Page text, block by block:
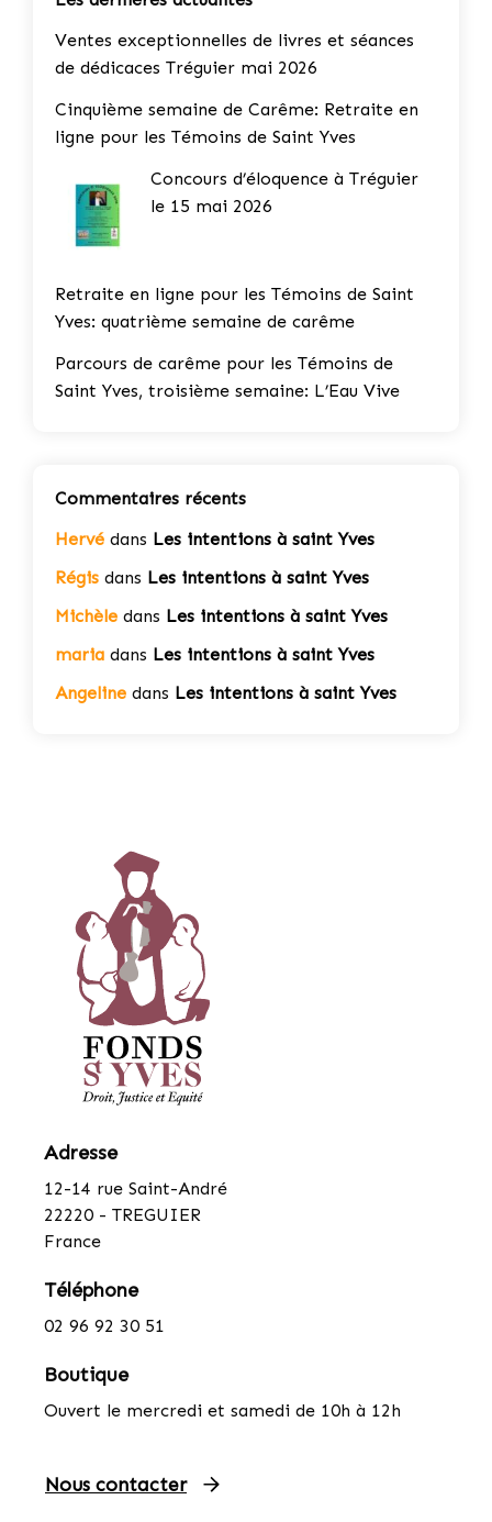
Ventes exceptionnelles de livres et séances
de dédicaces Tréguier mai 2026
Cinquième semaine de Carême: Retraite en
ligne pour les Témoins de Saint Yves
Concours d’éloquence à Tréguier
le 15 mai 2026
Retraite en ligne pour les Témoins de Saint
Yves: quatrième semaine de carême
Parcours de carême pour les Témoins de
Saint Yves, troisième semaine: L’Eau Vive
Commentaires récents
Hervé dans Les intentions à saint Yves
Régis dans Les intentions à saint Yves
Michèle dans Les intentions à saint Yves
maria dans Les intentions à saint Yves
Angeline dans Les intentions à saint Yves
Adresse
12-14 rue Saint-André
22220 - TREGUIER
France
Téléphone
02 96 92 30 51
Boutique
Ouvert le mercredi et samedi de 10h à 12h
Nous contacter